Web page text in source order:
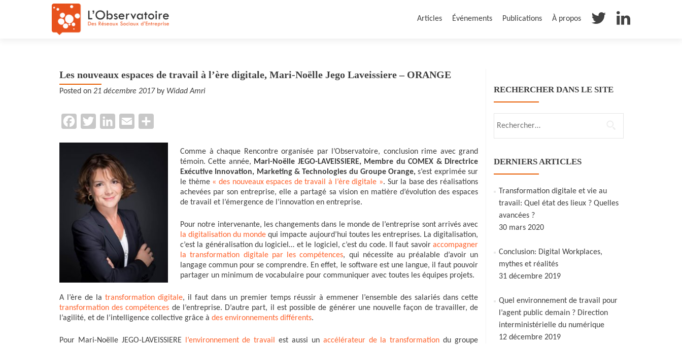
Articles Événements Publications À propos
Les nouveaux espaces de travail à l’ère digitale, Mari-Noëlle Jego Laveissiere – ORANGE
Posted on 21 décembre 2017by Widad Amri
b
o
k
t
t
e
r
k
e
d
I
Comme à chaque Rencontre organisée par l’Observatoire, conclusion rime avec grand
témoin. Cette année, Mari-Noëlle JEGO-LAVEISSIERE, Membre du COMEX & Directrice
Exécutive Innovation, Marketing & Technologies du Groupe Orange, s’est exprimée sur
le thème« des nouveaux espaces de travail à l’ère digitale ». Sur la base des réalisations
achevées par son entreprise, elle a partagé sa vision en matière d’évolution des espaces
de travail et l’émergence de l’innovation en entreprise.
Pour notre intervenante, les changements dans le monde de l’entreprise sont arrivés avec
la digitalisation du monde qui impacte aujourd’hui toutes les entreprises. La digitalisation,
c’est la généralisation du logiciel… et le logiciel, c’est du code. Il faut savoir accompagner
la transformation digitale par les compétences, qui nécessite au préalable d’avoir un
langage commun pour se comprendre. En effet, le software est une langue, il faut pouvoir
partager un minimum de vocabulaire pour communiquer avec toutes les équipes projets.
A l’ère de la transformation digitale, il faut dans un premier temps réussir à emmener l’ensemble des salariés dans cette
transformation des compétences de l’entreprise. D’autre part, il est possible de générer une nouvelle façon de travailler, de
l’agilité, et de l’intelligence collective grâce à des environnements différents.
Pour Mari-Noëlle JEGO-LAVEISSIERE l’environnement de travail est aussi un accélérateur de la transformation du groupe
RECHERCHER DANS LE SITE
DERNIERS ARTICLES
Transformation digitale et vie au
travail: Quel état des lieux ? Quelles
avancées ?
30 mars 2020
Conclusion: Digital Workplaces,
mythes et réalités
31 décembre 2019
Quel environnement de travail pour
l’agent public demain ? Direction
interministérielle du numérique
12 décembre 2019